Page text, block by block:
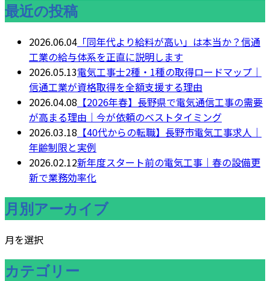
最近の投稿
2026.06.04 「同年代より給料が高い」は本当か？信通
工業の給与体系を正直に説明します
2026.05.13電気工事士2種・1種の取得ロードマップ｜
信通工業が資格取得を全額支援する理由
2026.04.08 【2026年春】長野県で電気通信工事の需要
が高まる理由｜今が依頼のベストタイミング
2026.03.18 【40代からの転職】長野市電気工事求人｜
年齢制限と実例
2026.02.12新年度スタート前の電気工事｜春の設備更
新で業務効率化
月別アーカイブ
月を選択
カテゴリー